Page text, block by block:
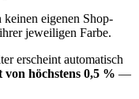
keinen eigenen Shop-
jeweiligen Farbe.
erscheint automatisch
höchstens 0,5 % —